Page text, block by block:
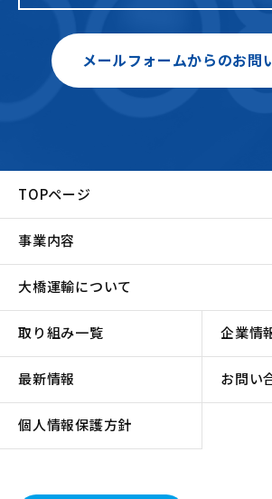
メールフォームからのお問
TOPページ
事業内容
大橋運輸について
取り組み一覧 企業情
最新情報 お問い
個人情報保護方針